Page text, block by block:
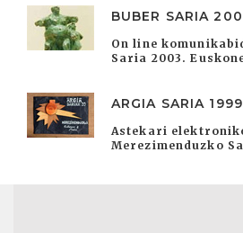
BUBER SARIA
On line
Saria 2003.
ARGIA SARIA 1999
Astekari
Merezimenduzko